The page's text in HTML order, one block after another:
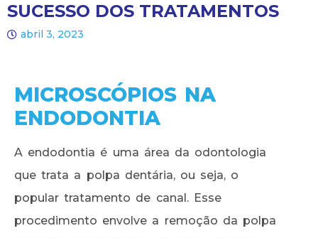
SUCESSO DOS TRATAMENTOS
abril 3, 2023
MICROSCÓPIOS NA
ENDODONTIA
A endodontia é uma área da odontologia
que trata a polpa dentária, ou seja, o
popular tratamento de canal. Esse
procedimento envolve a remoção da polpa